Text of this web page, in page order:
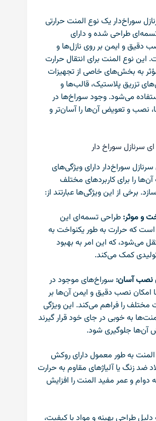
سوراخ‌دار یک نوع المنت حرارتی
طراحی شده و دارای
دقیق و ایمن بر روی نازل‌ها و
نوع المنت برای انتقال حرارت
به بخش‌های خاصی از تجهیزات
تزریق پلاستیک، قالب‌ها و
می‌شود. وجود سوراخ‌ها در
نصب و تعویض آن‌ها را آسان‌تر و
سرنازل سوراخ دار
سوراخ‌دار دارای ویژگی‌های
را برای کاربردهای مختلف
برخی از این ویژگی‌ها عبارتند از:
و موثر: طراحی تسمه‌ای این
است که حرارت به طور یکنواخت به
می‌شود، که این امر به بهبود
کمک می‌کند.
نصب آسان: سوراخ‌های موجود در
امکان نصب دقیق و ایمن آن‌ها بر
مختلف را فراهم می‌کند. این ویژگی
به خوبی در جای خود قرار گیرند
آن‌ها جلوگیری شود.
به طور معمول دارای روکش
ضد زنگ یا آلیاژهای مقاوم به حرارت
و عمر مفید المنت را افزایش
دلیل طراحی بهینه و مواد با کیفیت،